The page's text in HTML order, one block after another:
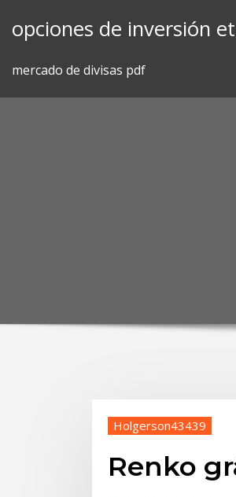
opciones de inversión
mercado de divisas pdf
Holgerson43439
Renko